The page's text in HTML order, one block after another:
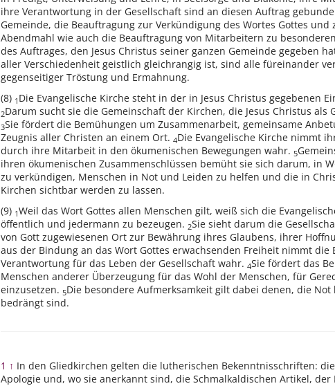
ihre Verantwortung in der Gesellschaft sind an diesen Auftrag
Gemeinde, die Beauftragung zur Verkündigung des Wortes Gottes
Abendmahl wie auch die Beauftragung von Mitarbeitern zu
des Auftrages, den Jesus Christus seiner ganzen Gemeinde gegeben
aller Verschiedenheit geistlich gleichrangig ist, sind alle füreinander
gegenseitiger Tröstung und Ermahnung.
(8) 1 Die Evangelische Kirche steht in der in Jesus Christus gegebenen
2Darum sucht sie die Gemeinschaft der Kirchen, die Jesus Christus als
3Sie fördert die Bemühungen um Zusammenarbeit, gemeinsame
Zeugnis aller Christen an einem Ort.4Die Evangelische Kirche nimmt
durch ihre Mitarbeit in den ökumenischen Bewegungen wahr. 5
ihren ökumenischen Zusammenschlüssen bemüht sie sich darum, in
zu verkündigen, Menschen in Not und Leiden zu helfen und die in
Kirchen sichtbar werden zu lassen.
(9) 1Weil das Wort Gottes allen Menschen gilt, weiß sich die
öffentlich und jedermann zu bezeugen. 2Sie sieht darum die
von Gott zugewiesenen Ort zur Bewährung ihres Glaubens, ihrer
aus der Bindung an das Wort Gottes erwachsenden Freiheit nimmt die
Verantwortung für das Leben der Gesellschaft wahr.4Sie fördert das
Menschen anderer Überzeugung für das Wohl der Menschen, für
einzusetzen. 5Die besondere Aufmerksamkeit gilt dabei denen, die
bedrängt sind.
1 ↑ In den Gliedkirchen gelten die lutherischen Bekenntnisschriften:
Apologie und, wo sie anerkannt sind, die Schmalkaldischen Artikel,